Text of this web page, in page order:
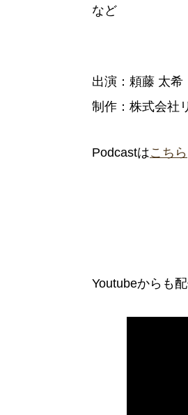
など
出演：頼藤 太希
制作：株式会社
Podcastはこちら
Youtubeからも